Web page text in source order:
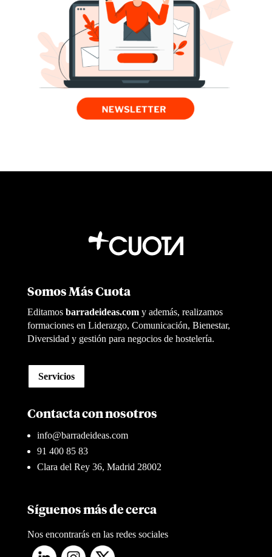
Somos Más Cuota
Editamosbarradeideas.com y además, realizamos
formaciones en Liderazgo, Comunicación, Bienestar,
Diversidad y gestión para negocios de hostelería.
Servicios
Contacta con nosotros
info@barradeideas.com
91 400 85 83
Clara del Rey 36, Madrid 28002
Síguenos más de cerca
Nos encontrarás en las redes sociales